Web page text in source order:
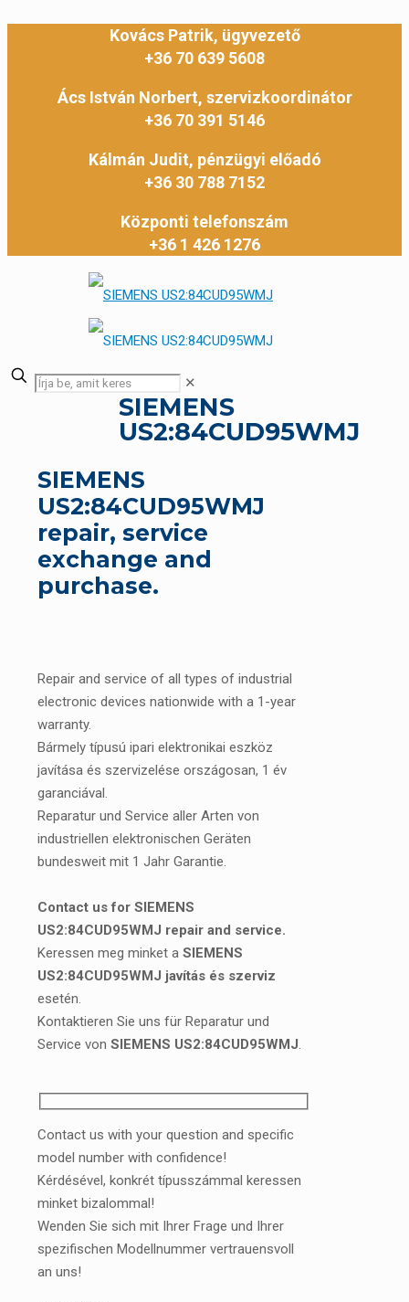
Kovács Patrik, ügyvezető
+36 70 639 5608
Ács István Norbert, szervizkoordinátor
+36 70 391 5146
Kálmán Judit, pénzügyi előadó
+36 30 788 7152
Központi telefonszám
+36 1 426 1276
✕
SIEMENS
US2:84CUD95WMJ
SIEMENS
US2:84CUD95WMJ
repair, service
exchange and
purchase.
Repair and service of all types of industrial
electronic devices nationwide with a 1-year
warranty.
Bármely típusú ipari elektronikai eszköz
javítása és szervizelése országosan, 1 év
garanciával.
Reparatur und Service aller Arten von
industriellen elektronischen Geräten
bundesweit mit 1 Jahr Garantie.
Contact us for SIEMENS
US2:84CUD95WMJ repair and service.
Keressen meg minket a SIEMENS
US2:84CUD95WMJ javítás és szerviz
esetén.
Kontaktieren Sie uns für Reparatur und
Service von SIEMENS US2:84CUD95WMJ.
Contact us with your question and specific
model number with confidence!
Kérdésével, konkrét típusszámmal keressen
minket bizalommal!
Wenden Sie sich mit Ihrer Frage und Ihrer
spezifischen Modellnummer vertrauensvoll
an uns!